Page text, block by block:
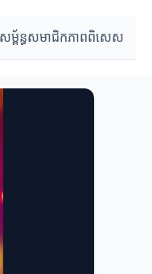
ម្ព័ន្ធសមាជិកភាពពិសេស